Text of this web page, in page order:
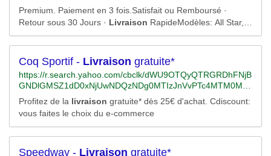
MTM5MDg4Jmx0PTImcz0yJmVzPWxOSS5iaWNHUFM5aG
VYeU55Q1ZrQnQxWEkzZ2NuN1Q1U3RXRV9OcmtzY1kyeT
kyaw-
-/RV=2/RE=1650472003/RO=10/RU=https%3a%2f%2fwww.b
ing.com%2faclick%3fld%3de8zuGX9F-
eyiig0XipbiEEyTVUCUxTa5zZ9IzB9IQCpsQp9Q_ksjuclYAG0
TKaYD90is7nEMvlHW20BBoYXV9JVMrJO7pKvjD359CHMG
ndUf9ZTfjwmyiGNa8K4gTe_-
YCn1BWzE4vScmvDnFsLpZVfnTS4S5o58X0g12j52Dhx4h_
Tre4%26u%3daHR0cHMlM2ElMmYlMmZjbGlja3NlcnZlLmRh
cnRzZWFyY2gubmV0JTJmbGluayUyZmNsaWNrJTNmbGlkJ
TNkNDM3MDAwNTE4MTE3MTY0NTklMjZkc19zX2t3Z2lkJT
NkNTg3MDAwMDU2ODI1MzM5NTElMjZkc19hX2NpZCUzZ
DY2NTU4MTU2NSUyNmRzX2FfY2FpZCUzZDEyNDU3MzEx
Premium. Paiement en 3 fois.Satisfait ou Remboursé ·
Retour sous 30 Jours · Livraison RapideModèles: All Star,
Chuck Taylor, Star Player, One Star
Coq Sportif - Livraison gratuite*
https://r.search.yahoo.com/cbclk/dWU9OTQyQTRGRDhFNjB
GNDlGMSZ1dD0xNjUwNDQzNDg0MTIzJnVvPTc4MTM0MjE
4MTY4NDI5Jmx0PTImcz0yJmVzPTh3b1pQX0VHUFM4YzM
yamhZV0NhakJhMHBjSzBRejg4eEVEWWxITUlPcXRfTUY0L
Q-
-/RV=2/RE=1650472284/RO=10/RU=https%3a%2f%2fwww.b
ing.com%2faclick%3fld%3de8Qc12LkmzoKKpZ7uUAnieZjVU
CUwYYEEMHRGUetzphfWgw2cqU5wa4OcPH8YL8oHbUgAs
Profitez de la livraison gratuite* dès 25€ d'achat. Cdiscount:
vous faites le choix du e-commerce
Speedway - Livraison gratuite*